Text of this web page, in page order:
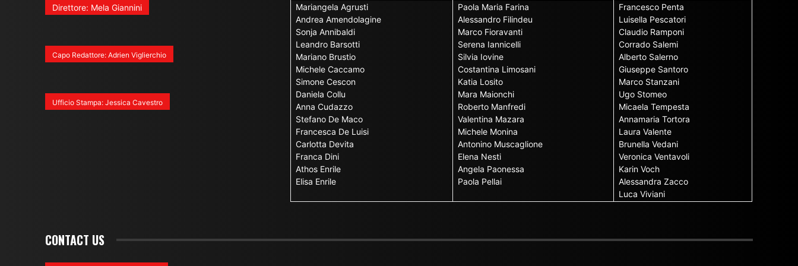
Direttore: Mela Giannini
Capo Redattore: Adrien Viglierchio
Ufficio Stampa: Jessica Cavestro
Mariangela Agrusti
Andrea Amendolagine
Sonja Annibaldi
Leandro Barsotti
Mariano Brustio
Michele Caccamo
Simone Cescon
Daniela Collu
Anna Cudazzo
Stefano De Maco
Francesca De Luisi
Carlotta Devita
Franca Dini
Athos Enrile
Elisa Enrile
Paola Maria Farina
Alessandro Filindeu
Marco Fioravanti
Serena Iannicelli
Silvia Iovine
Costantina Limosani
Katia Losito
Mara Maionchi
Roberto Manfredi
Valentina Mazara
Michele Monina
Antonino Muscaglione
Elena Nesti
Angela Paonessa
Paola Pellai
Francesco Penta
Luisella Pescatori
Claudio Ramponi
Corrado Salemi
Alberto Salerno
Giuseppe Santoro
Marco Stanzani
Ugo Stomeo
Micaela Tempesta
Annamaria Tortora
Laura Valente
Brunella Vedani
Veronica Ventavoli
Karin Voch
Alessandra Zacco
Luca Viviani
CONTACT US